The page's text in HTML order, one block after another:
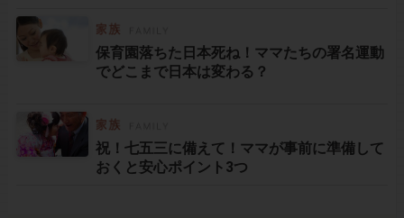
保育園落ちた日本死ね！ママたちの署名運動
でどこまで日本は変わる？
祝！七五三に備えて！ママが事前に準備して
おくと安心ポイント3つ